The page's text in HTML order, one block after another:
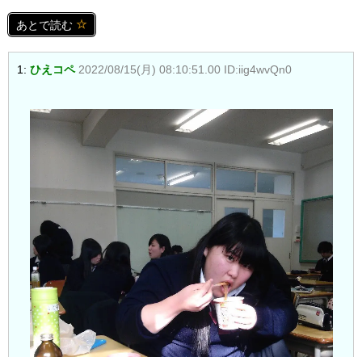
あとで読む
1: ひえコペ 2022/08/15(月) 08:10:51.00 ID:iig4wvQn0